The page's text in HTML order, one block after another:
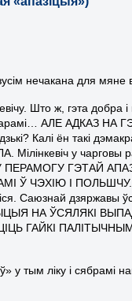
нечакана для мяне
Што ж, гэта добра і
АЛЕ АДКАЗ
Калі ён такі
у чарговы раз
ГЭТАЙ
Ў ЧЭХІЮ І ПОЛЬШЧУ.
Саюзнай дзяржавы
НА ЎСЯЛЯКІ
ГАЙКІ
у тым ліку і сябрамі